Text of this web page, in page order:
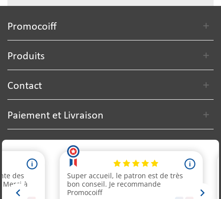
Promocoiff
Produits
Contact
Paiement et Livraison